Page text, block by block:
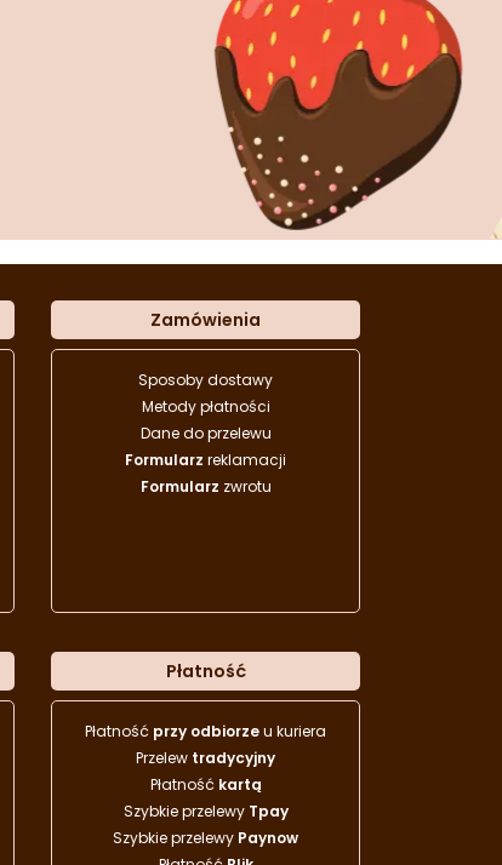
Zamówienia
Sposoby dostawy
Metody płatności
Dane do przelewu
Formularz reklamacji
Formularz zwrotu
Płatność
Płatność przy odbiorzeu kuriera
Przelew tradycyjny
Płatność kartą
Szybkie przelewy Tpay
Szybkie przelewy Paynow